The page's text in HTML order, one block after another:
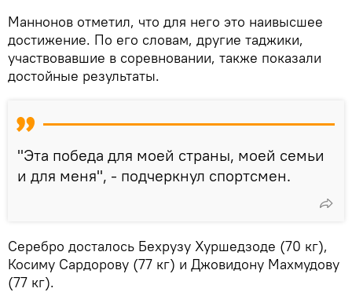
Маннонов отметил, что для него это наивысшее
достижение. По его словам, другие таджики,
участвовавшие в соревновании, также показали
достойные результаты.
"Эта победа для моей страны, моей семьи
и для меня", - подчеркнул спортсмен.
Серебро досталось Бехрузу Хуршедзоде (70 кг),
Косиму Сардорову (77 кг) и Джовидону Махмудову
(77 кг).